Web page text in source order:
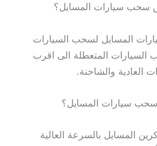
سيارات المسايل؟
المسايل لسحب السيارات
السيارات المتعطلة الى اقرب
العادية والشاحنة.
سيارات المسايل؟
المسايل بالسرعة العالية